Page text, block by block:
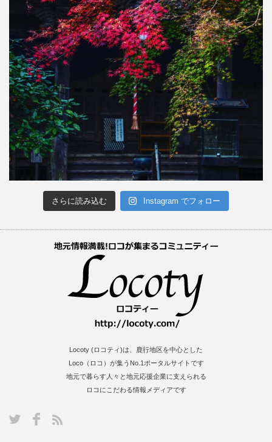
さらに読み込む Instagram でフォロー
Locoty (ロコティ)は、鹿行地区を中心とした
Loco（ロコ）が集うNo.1ポータルサイトです
地元で暮らす人々と地元応援企業に支えられる
ロコにこだわる情報メディアです